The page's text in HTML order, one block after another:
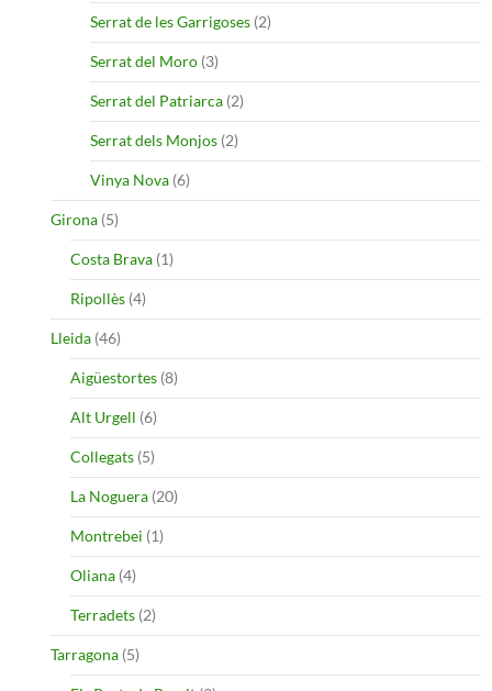
Serrat de les Garrigoses (2)
Serrat del Moro (3)
Serrat del Patriarca (2)
Serrat dels Monjos (2)
Vinya Nova (6)
Girona (5)
Costa Brava (1)
Ripollès (4)
Lleida (46)
Aigüestortes (8)
Alt Urgell (6)
Collegats (5)
La Noguera (20)
Montrebei (1)
Oliana (4)
Terradets (2)
Tarragona (5)